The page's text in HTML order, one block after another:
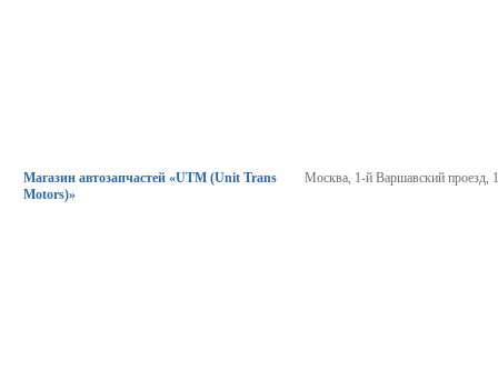
Магазин автозапчастей «UTM (Unit Trans
Motors)»
Москва, 1-й Варшавский проезд,